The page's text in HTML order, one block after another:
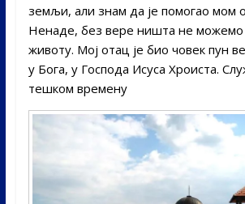
земљи, али знам да је помогао мом
Ненаде, без вере ништа не можемо
животу. Мој отац је био човек пун
у Бога, у Господа Исуса Хроиста.
тешком времену